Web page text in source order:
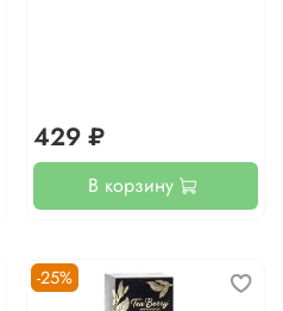
429 ₽
В корзину
-25%